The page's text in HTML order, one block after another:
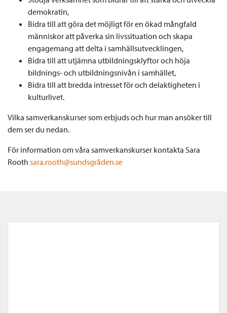
demokratin,
Bidra till att göra det möjligt för en ökad mångfald
människor att påverka sin livssituation och skapa
engagemang att delta i samhällsutvecklingen,
Bidra till att utjämna utbildningsklyftor och höja
bildnings- och utbildningsnivån i samhället,
Bidra till att bredda intresset för och delaktigheten i
kulturlivet.
Vilka samverkanskurser som erbjuds och hur man ansöker till
dem ser du nedan.
För information om våra samverkanskurser kontakta Sara
Rooth sara.rooth@sundsgråden.se